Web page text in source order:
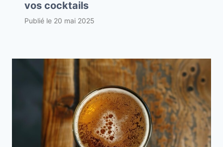
vos cocktails
Publié le 20 mai 2025